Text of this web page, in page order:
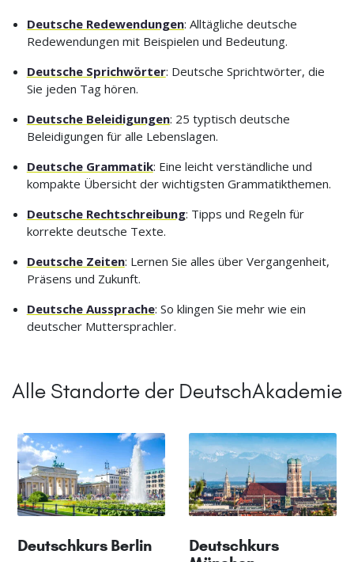
Deutsche Redewendungen: Alltägliche deutsche
Redewendungen mit Beispielen und Bedeutung.
Deutsche Sprichwörter: Deutsche Sprichtwörter, die
Sie jeden Tag hören.
Deutsche Beleidigungen: 25 typtisch deutsche
Beleidigungen für alle Lebenslagen.
Deutsche Grammatik: Eine leicht verständliche und
kompakte Übersicht der wichtigsten Grammatikthemen.
Deutsche Rechtschreibung: Tipps und Regeln für
korrekte deutsche Texte.
Deutsche Zeiten: Lernen Sie alles über Vergangenheit,
Präsens und Zukunft.
Deutsche Aussprache: So klingen Sie mehr wie ein
deutscher Muttersprachler.
Alle Standorte der DeutschAkademie
Deutschkurs Berlin
Deutschkurs